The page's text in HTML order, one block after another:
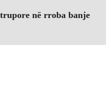
në rroba banje